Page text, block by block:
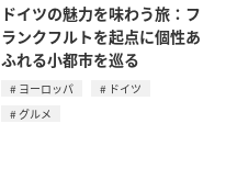
ドイツの魅力を味わう旅：フ
ランクフルトを起点に個性あ
ふれる小都市を巡る
ヨーロッパ
ドイツ
グルメ